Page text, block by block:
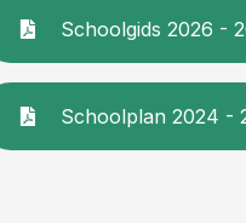
Schoolgids 2026 -
Schoolplan 2024 -